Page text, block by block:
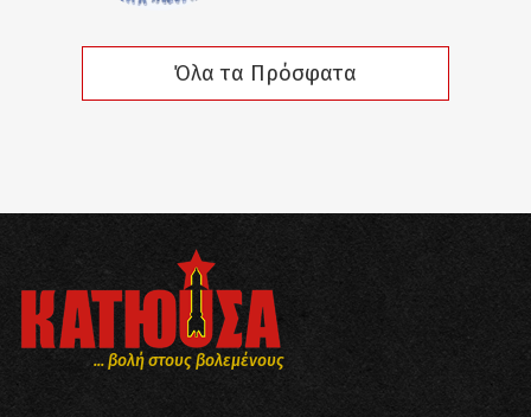
Όλα τα Πρόσφατα
... βολή στους βολεμένους